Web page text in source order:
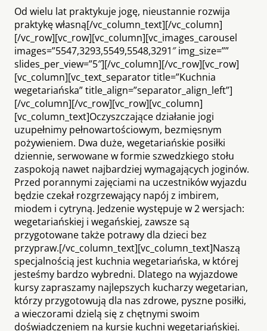
Od wielu lat praktykuje jogę, nieustannie rozwija
praktykę własną[/vc_column_text][/vc_column]
[/vc_row][vc_row][vc_column][vc_images_carousel
images=”5547,3293,5549,5548,3291″ img_size=””
slides_per_view=”5″][/vc_column][/vc_row][vc_row]
[vc_column][vc_text_separator title=”Kuchnia
wegetariańska” title_align=”separator_align_left”]
[/vc_column][/vc_row][vc_row][vc_column]
[vc_column_text]Oczyszczające działanie jogi
uzupełnimy pełnowartościowym, bezmięsnym
pożywieniem. Dwa duże, wegetariańskie posiłki
dziennie, serwowane w formie szwedzkiego stołu
zaspokoją nawet najbardziej wymagających joginów.
Przed porannymi zajęciami na uczestników wyjazdu
będzie czekał rozgrzewający napój z imbirem,
miodem i cytryną. Jedzenie występuje w 2 wersjach:
wegetariańskiej i wegańskiej, zawsze są
przygotowane także potrawy dla dzieci bez
przypraw.[/vc_column_text][vc_column_text]Naszą
specjalnością jest kuchnia wegetariańska, w której
jesteśmy bardzo wybredni. Dlatego na wyjazdowe
kursy zapraszamy najlepszych kucharzy wegetarian,
którzy przygotowują dla nas zdrowe, pyszne posiłki,
a wieczorami dzielą się z chętnymi swoim
doświadczeniem na kursie kuchni wegetariańskiej.